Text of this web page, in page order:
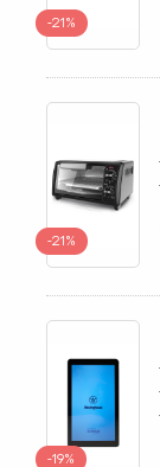
-21%
-21%
-19%